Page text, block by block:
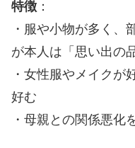
特徴 ：
・服や小物が多く、
が本人は「思い出の
・女性服やメイクが
好む
・母親との関係悪化